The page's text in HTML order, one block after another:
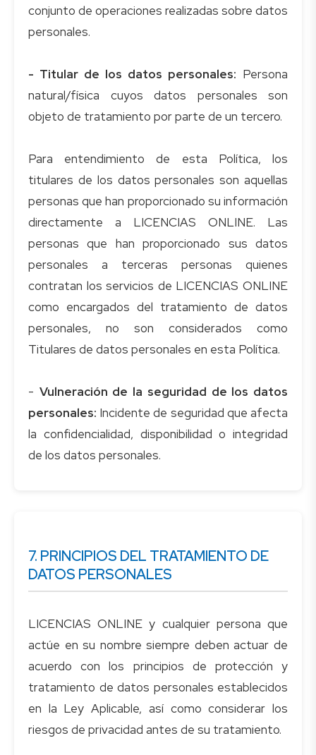
conjunto de operaciones realizadas sobre datos
personales.
- Titular de los datos personales: Persona
natural/física cuyos datos personales son
objeto de tratamiento por parte de un tercero.
Para entendimiento de esta Política, los
titulares de los datos personales son aquellas
personas que han proporcionado su información
directamente a LICENCIAS ONLINE. Las
personas que han proporcionado sus datos
personales a terceras personas quienes
contratan los servicios de LICENCIAS ONLINE
como encargados del tratamiento de datos
personales, no son considerados como
Titulares de datos personales en esta Política.
- Vulneración de la seguridad de los datos
personales: Incidente de seguridad que afecta
la confidencialidad, disponibilidad o integridad
7. PRINCIPIOS DEL TRATAMIENTO DE
DATOS PERSONALES
LICENCIAS ONLINE y cualquier persona que
actúe en su nombre siempre deben actuar de
acuerdo con los principios de protección y
tratamiento de datos personales establecidos
en la Ley Aplicable, así como considerar los
riesgos de privacidad antes de su tratamiento.